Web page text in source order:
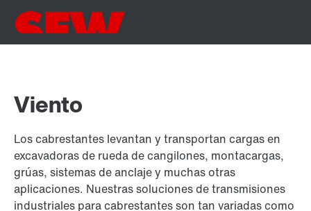
Viento
Los cabrestantes levantan y transportan cargas en
excavadoras de rueda de cangilones, montacargas,
grúas, sistemas de anclaje y muchas otras
aplicaciones. Nuestras soluciones de transmisiones
industriales para cabrestantes son tan variadas como